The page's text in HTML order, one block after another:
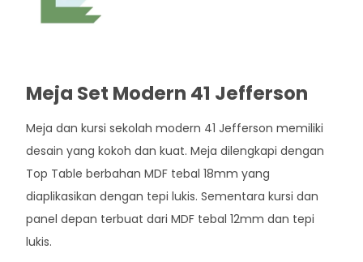
Meja Set Modern 41 Jefferson
Meja dan kursi sekolah modern 41 Jefferson memiliki
desain yang kokoh dan kuat. Meja dilengkapi dengan
Top Table berbahan MDF tebal 18mm yang
diaplikasikan dengan tepi lukis. Sementara kursi dan
panel depan terbuat dari MDF tebal 12mm dan tepi
lukis.